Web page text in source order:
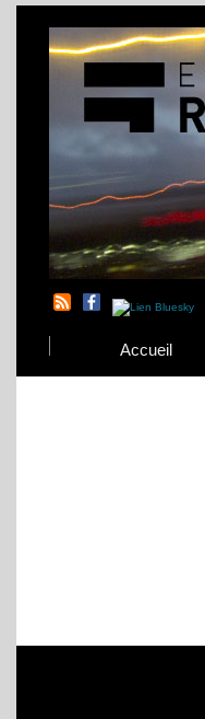
Accueil